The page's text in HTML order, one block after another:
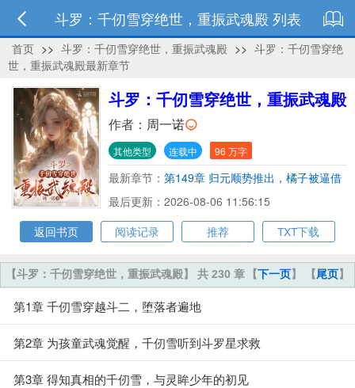
斗罗：千仞雪穿绝世，重振武魂殿 列表
首页 >> 斗罗：千仞雪穿绝世，重振武魂殿 >> 斗罗：千仞雪穿绝
世，重振武魂殿最新章节
斗罗：千仞雪穿绝世，重振武魂殿
作者： 周一诺
其他类型 连载中 96 万字
最新章节： 第149章 归元顺势推出，橘子被逼借
种
最后更新：2026-08-06 11:56:15
返回书页
阅读记录 推荐 TXT下载
【下一页】 【尾页】
【斗罗：千仞雪穿绝世，重振武魂殿】 共 230 章
第1章 千仞雪穿越斗二，堕落者遍地
第2章 为孩童武魂觉醒，千仞雪听到斗罗星求救
第3章 得知真相的千仞雪，与灵眸少年的初见